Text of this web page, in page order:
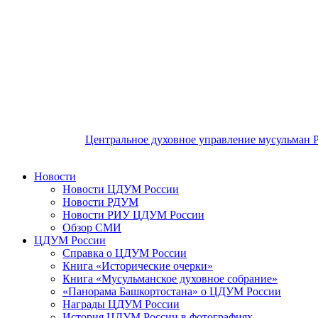
Центральное духовное управление мусульман
Новости
Новости ЦДУМ России
Новости РДУМ
Новости РИУ ЦДУМ России
Обзор СМИ
ЦДУМ России
Справка о ЦДУМ России
Книга «Исторические очерки»
Книга «Мусульманское духовное собрание»
«Панорама Башкортостана» о ЦДУМ России
Награды ЦДУМ России